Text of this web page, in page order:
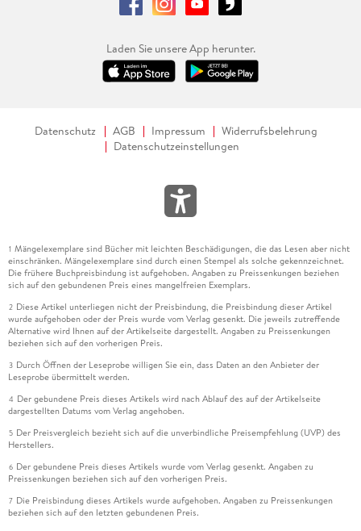
Laden Sie unsere App herunter.
Datenschutz AGB Impressum
Widerrufsbelehrung
Datenschutzeinstellungen
1 Mängelexemplare sind Bücher mit leichten Beschädigungen, die das Lesen aber nicht
einschränken. Mängelexemplare sind durch einen Stempel als solche gekennzeichnet.
Die frühere Buchpreisbindung ist aufgehoben. Angaben zu Preissenkungen beziehen
sich auf den gebundenen Preis eines mangelfreien Exemplars.
2 Diese Artikel unterliegen nicht der Preisbindung, die Preisbindung dieser Artikel
wurde aufgehoben oder der Preis wurde vom Verlag gesenkt. Die jeweils zutreffende
Alternative wird Ihnen auf der Artikelseite dargestellt. Angaben zu Preissenkungen
beziehen sich auf den vorherigen Preis.
3 Durch Öffnen der Leseprobe willigen Sie ein, dass Daten an den Anbieter der
Leseprobe übermittelt werden.
4 Der gebundene Preis dieses Artikels wird nach Ablauf des auf der Artikelseite
dargestellten Datums vom Verlag angehoben.
5 Der Preisvergleich bezieht sich auf die unverbindliche Preisempfehlung (UVP) des
Herstellers.
6 Der gebundene Preis dieses Artikels wurde vom Verlag gesenkt. Angaben zu
Preissenkungen beziehen sich auf den vorherigen Preis.
7 Die Preisbindung dieses Artikels wurde aufgehoben. Angaben zu Preissenkungen
beziehen sich auf den letzten gebundenen Preis.